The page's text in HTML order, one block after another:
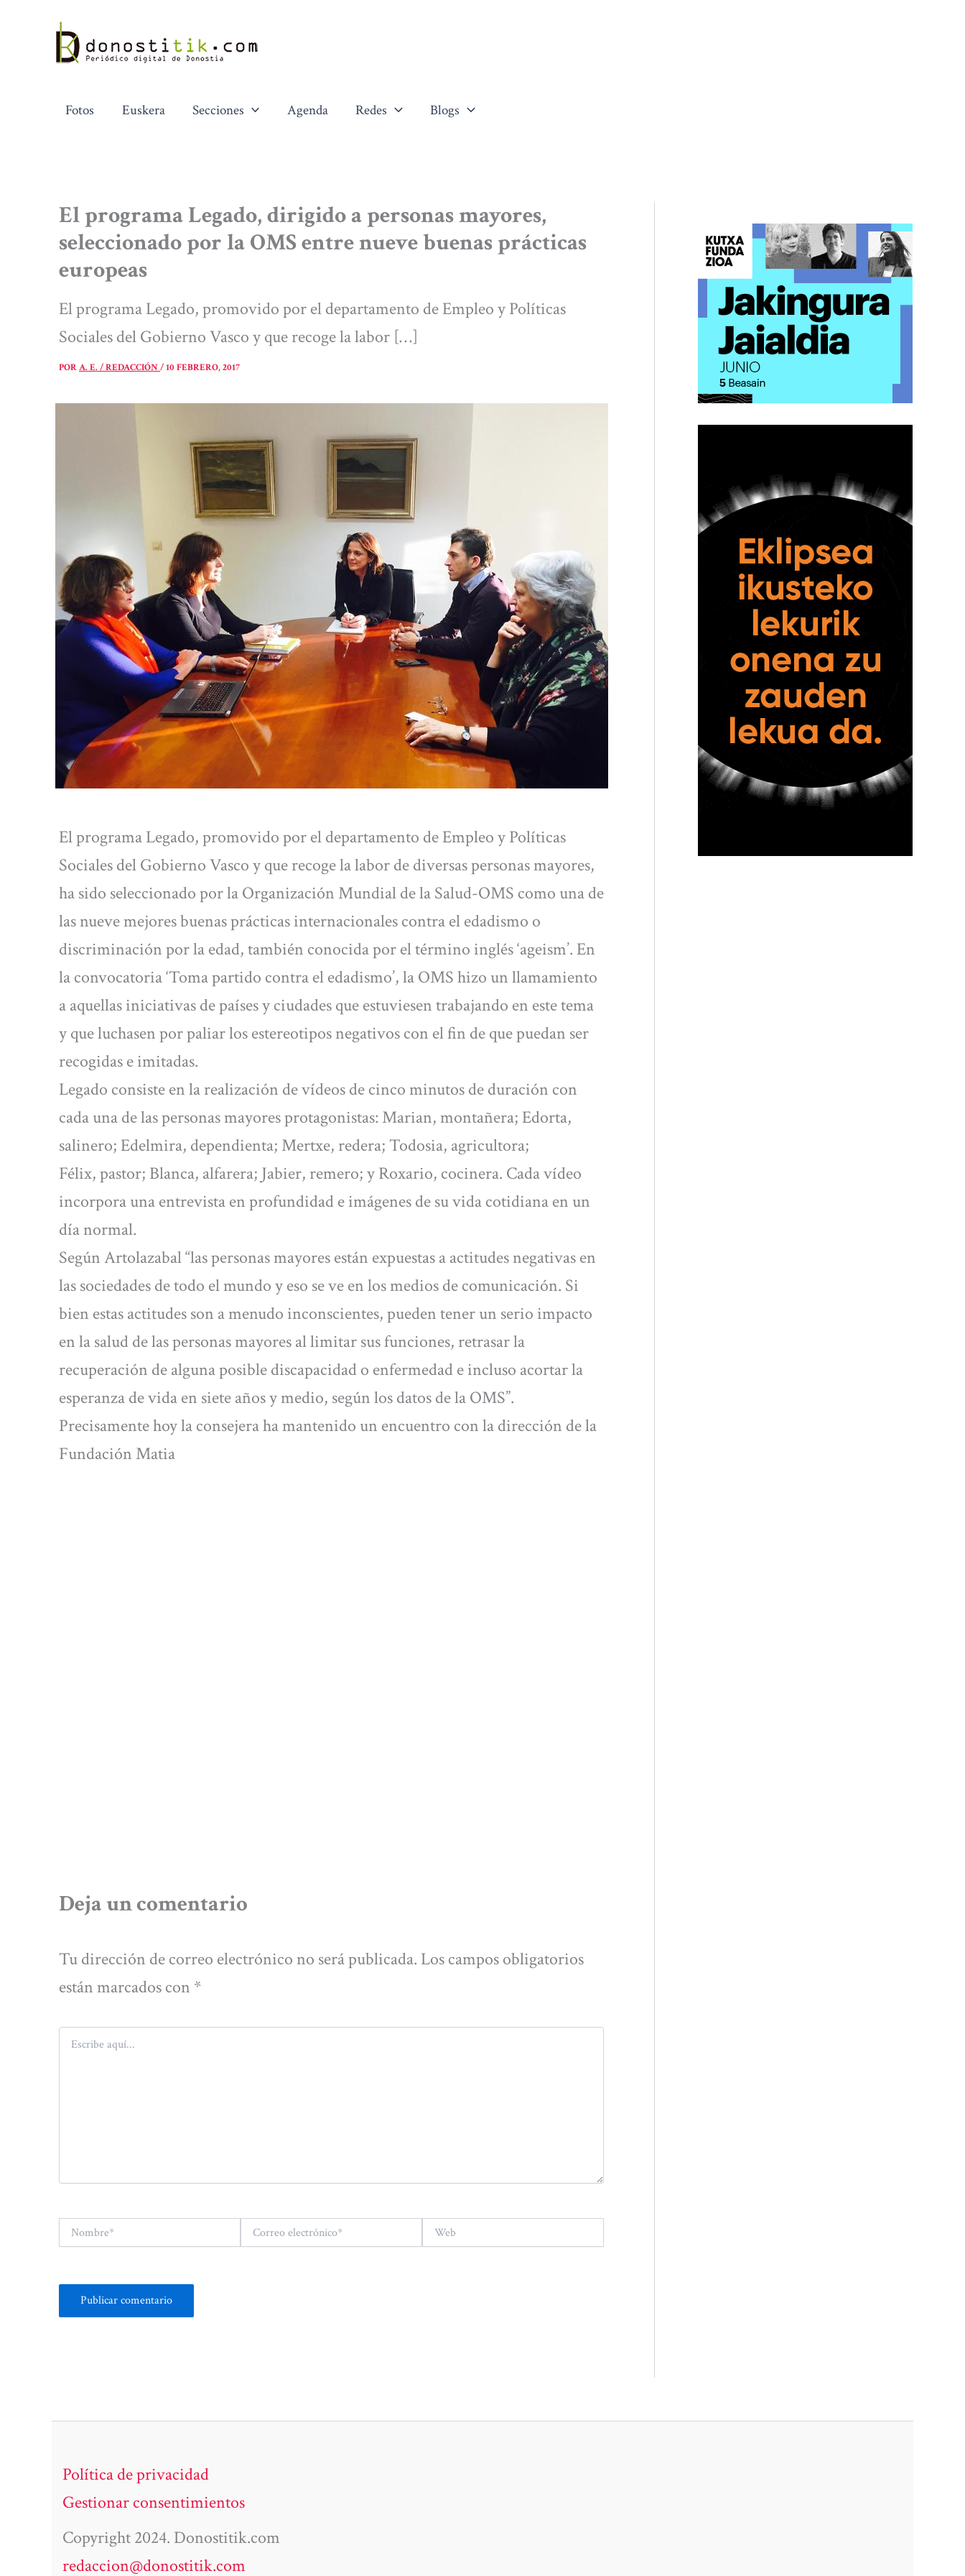
contenido
Fotos Euskera Secciones Agenda Redes Blogs
El programa Legado, dirigido a personas mayores,
seleccionado por la OMS entre nueve buenas prácticas
europeas
El programa Legado, promovido por el departamento de Empleo y Políticas
Sociales del Gobierno Vasco y que recoge la labor […]
PORA. E. / REDACCIÓN/10 FEBRERO, 2017
El programa Legado, promovido por el departamento de Empleo y Políticas
Sociales del Gobierno Vasco y que recoge la labor de diversas personas mayores,
ha sido seleccionado por la Organización Mundial de la Salud-OMS como una de
las nueve mejores buenas prácticas internacionales contra el edadismo o
discriminación por la edad, también conocida por el término inglés ‘ageism’. En
la convocatoria ‘Toma partido contra el edadismo’, la OMS hizo un llamamiento
a aquellas iniciativas de países y ciudades que estuviesen trabajando en este tema
y que luchasen por paliar los estereotipos negativos con el fin de que puedan ser
recogidas e imitadas.
Legado consiste en la realización de vídeos de cinco minutos de duración con
cada una de las personas mayores protagonistas: Marian, montañera; Edorta,
salinero; Edelmira, dependienta; Mertxe, redera; Todosia, agricultora;
Félix, pastor; Blanca, alfarera; Jabier, remero; y Roxario, cocinera. Cada vídeo
incorpora una entrevista en profundidad e imágenes de su vida cotidiana en un
día normal.
Según Artolazabal “las personas mayores están expuestas a actitudes negativas en
las sociedades de todo el mundo y eso se ve en los medios de comunicación. Si
bien estas actitudes son a menudo inconscientes, pueden tener un serio impacto
en la salud de las personas mayores al limitar sus funciones, retrasar la
recuperación de alguna posible discapacidad o enfermedad e incluso acortar la
esperanza de vida en siete años y medio, según los datos de la OMS”.
Precisamente hoy la consejera ha mantenido un encuentro con la dirección de la
Fundación Matia
Deja un comentario
Tu dirección de correo electrónico no será publicada. Los campos obligatorios
están marcados con *
aquí...
electrónico*
Política de privacidad
Gestionar consentimientos
Copyright 2024. Donostitik.com
redaccion@donostitik.com